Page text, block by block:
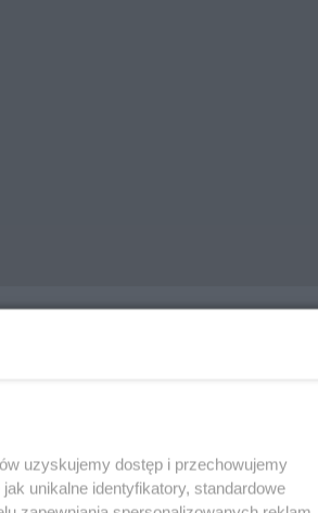
uzyskujemy dostęp i przechowujemy
unikalne identyfikatory, standardowe